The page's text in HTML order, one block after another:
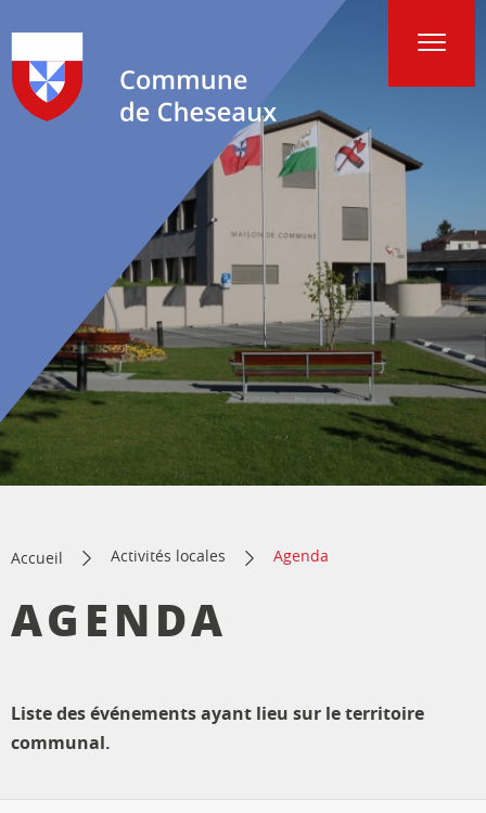
Accueil Activités locales Agenda
AGENDA
Liste des événements ayant lieu sur le territoire
communal.